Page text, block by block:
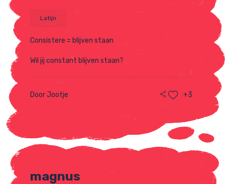
Latijn
Consistere = blijven staan
Wil jij constant blijven staan?
Door Jootje +3
magnus